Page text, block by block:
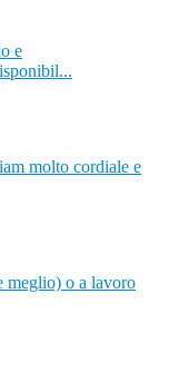
e
molto cordiale e
meglio) o a lavoro